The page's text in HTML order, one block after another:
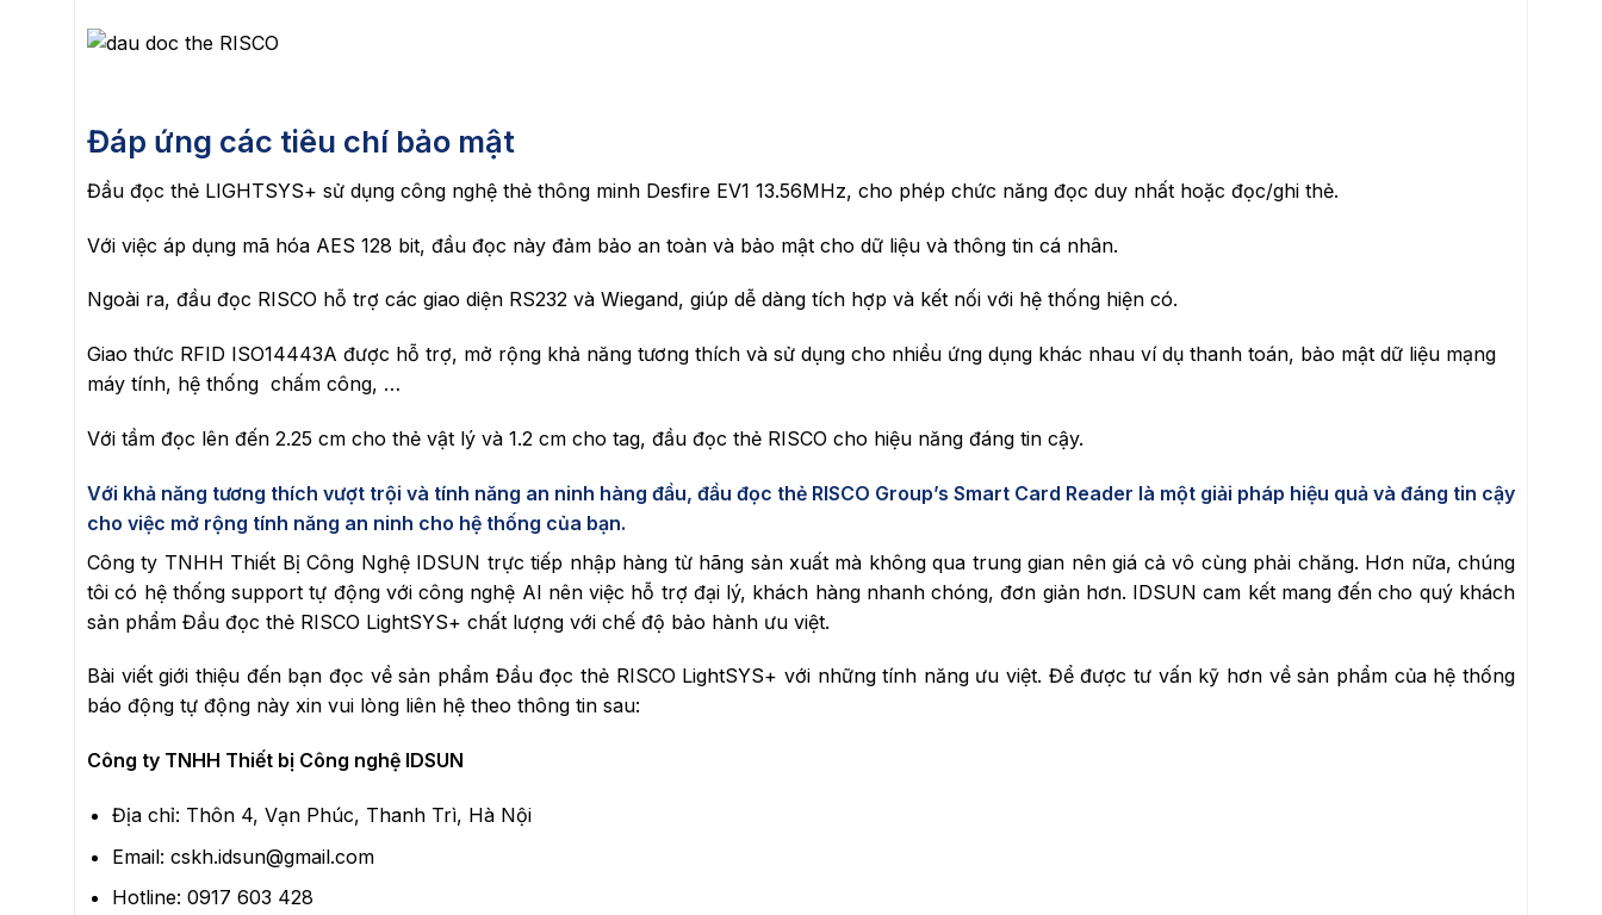
Đáp ứng các tiêu chí bảo mật
Đầu đọc thẻ LIGHTSYS+ sử dụng công nghệ thẻ thông minh Desfire EV1 13.56MHz, cho phép chức năng đọc duy nhất hoặc đọc/ghi thẻ.
Với việc áp dụng mã hóa AES 128 bit, đầu đọc này đảm bảo an toàn và bảo mật cho dữ liệu và thông tin cá nhân.
Ngoài ra, đầu đọc RISCO hỗ trợ các giao diện RS232 và Wiegand, giúp dễ dàng tích hợp và kết nối với hệ thống hiện có.
Giao thức RFID ISO14443A được hỗ trợ, mở rộng khả năng tương thích và sử dụng cho nhiều ứng dụng khác nhau ví dụ thanh toán, bảo mật dữ liệu mạng
máy tính, hệ thống chấm công, …
Với tầm đọc lên đến 2.25 cm cho thẻ vật lý và 1.2 cm cho tag, đầu đọc thẻ RISCO cho hiệu năng đáng tin cậy.
Với khả năng tương thích vượt trội và tính năng an ninh hàng đầu, đầu đọc thẻ RISCO Group’s Smart Card Reader là một giải pháp hiệu quả và đáng tin cậy
cho việc mở rộng tính năng an ninh cho hệ thống của bạn.
Công ty TNHH Thiết Bị Công Nghệ IDSUN trực tiếp nhập hàng từ hãng sản xuất mà không qua trung gian nên giá cả vô cùng phải chăng. Hơn nữa, chúng
tôi có hệ thống support tự động với công nghệ AI nên việc hỗ trợ đại lý, khách hàng nhanh chóng, đơn giản hơn. IDSUN cam kết mang đến cho quý khách
sản phẩm Đầu đọc thẻ RISCO LightSYS+ chất lượng với chế độ bảo hành ưu việt.
Bài viết giới thiệu đến bạn đọc về sản phẩm Đầu đọc thẻ RISCO LightSYS+ với những tính năng ưu việt. Để được tư vấn kỹ hơn về sản phẩm của hệ thống
báo động tự động này xin vui lòng liên hệ theo thông tin sau:
Công ty TNHH Thiết bị Công nghệ IDSUN
Địa chỉ: Thôn 4, Vạn Phúc, Thanh Trì, Hà Nội
Email: cskh.idsun@gmail.com
Hotline: 0917 603 428